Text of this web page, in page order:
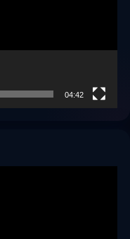
04:42